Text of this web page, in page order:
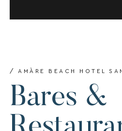
/ AMÀRE BEACH HOTEL
Bares &